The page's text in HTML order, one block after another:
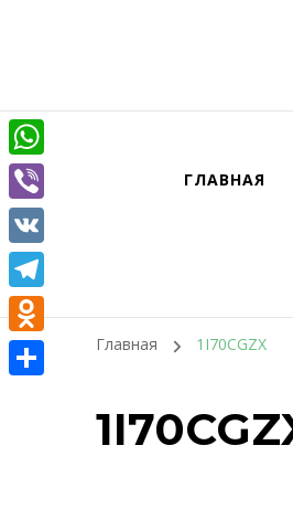
ГЛАВНАЯ
Главная 1I70CGZX
WhatsApp
Viber
VK
Telegram
Odnoklassniki